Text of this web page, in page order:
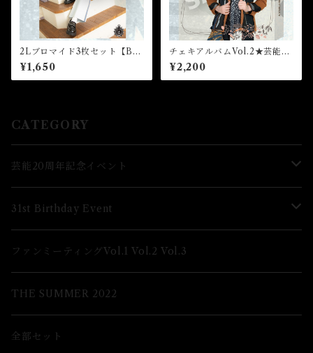
2Lブロマイド3枚セット【B】
（全4種）★芸能24周年記念イ
ベント
¥1,650
チェキアルバムVol.2★芸能24
周年記念イベント
¥2,200
CATEGORY
芸能20周年記念イベント
Lブロマイド
2Lブロマイド
グッズ
31st Birthday Event
Lブロマイド
2Lブロマイド
グッズ
ファンミーティングVol.1 Vol.2 Vol.3
THE SUMMER 2022
全部セット